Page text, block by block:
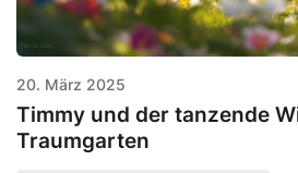
20. März 2025
Timmy und der tanzende
Traumgarten